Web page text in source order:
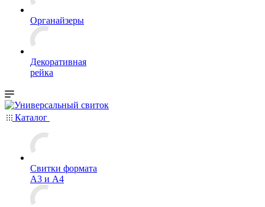
Органайзеры
Декоративная
рейка
Каталог
Свитки формата
А3 и А4